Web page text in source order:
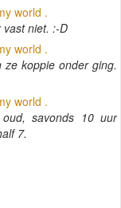
world .
niet. :-D
world .
koppie onder ging.
world .
savonds 10 uur
7.